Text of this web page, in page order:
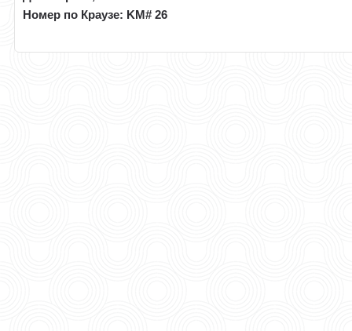
Номер по Краузе: KM# 26